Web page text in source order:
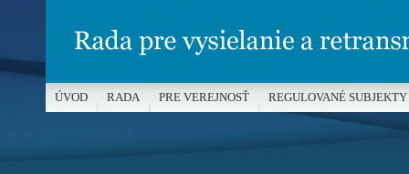
ÚVOD RADA PRE VEREJNOSŤ REGULOVANÉ SUBJEKTY